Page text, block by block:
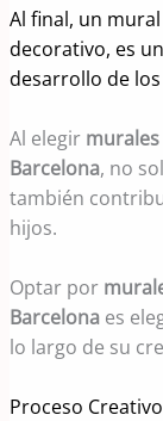
Al final, un
decorativo, es
desarrollo de
Al elegir
Barcelona, no
también
hijos.
Optar por
Barcelona es
lo largo de su
Proceso